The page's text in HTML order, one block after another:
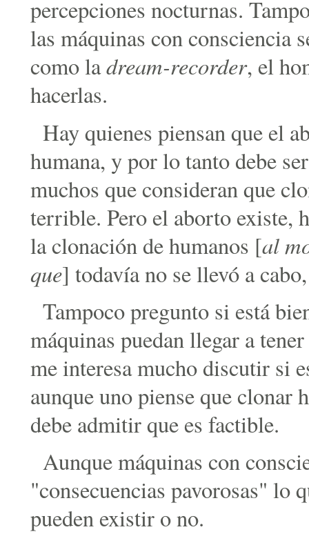
percepciones nocturnas.
las máquinas con consciencia
como ladream-recorder, el
hacerlas.
Hay quienes piensan que el
humana, y por lo tanto debe
muchos que consideran que
terrible. Pero el aborto existe,
la clonación de humanos [al
que] todavía no se llevó a
Tampoco pregunto si está
máquinas puedan llegar a
me interesa mucho discutir si
aunque uno piense que clonar
debe admitir que es factible.
Aunque máquinas con
"consecuencias pavorosas" lo
pueden existir o no.